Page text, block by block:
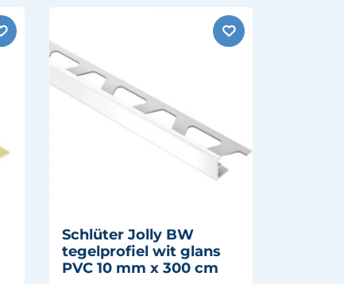
Schlüter Jolly BW
tegelprofiel wit glans
PVC 10 mm x 300 cm